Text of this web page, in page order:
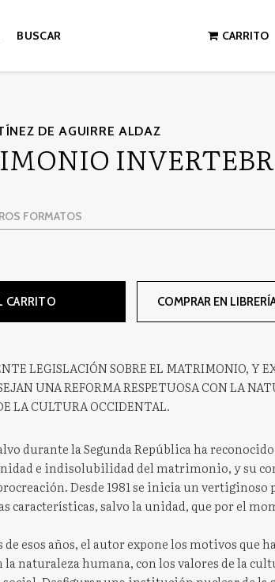
BUSCAR CARRITO
DE AGUIRRE ALDAZ
FORMATOS
CARRITO COMPRAR EN
LEGISLACIÓN SOBRE EL MATRIMONIO, Y
UNA REFORMA RESPETUOSA CON LA
LA CULTURA OCCIDENTAL.
durante la Segunda República ha
e indisolubilidad del matrimonio, y su
Desde 1981 se inicia un vertiginoso
características, salvo la unidad, que por el
esos años, el autor expone los motivos que
naturaleza humana, con los valores de la